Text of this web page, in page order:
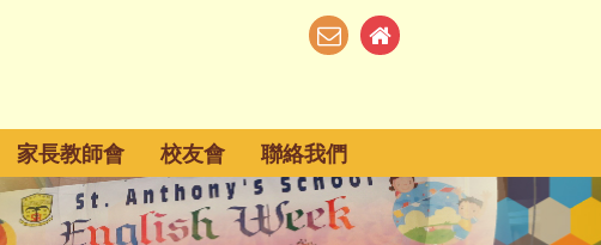
家長教師會 校友會 聯絡我們